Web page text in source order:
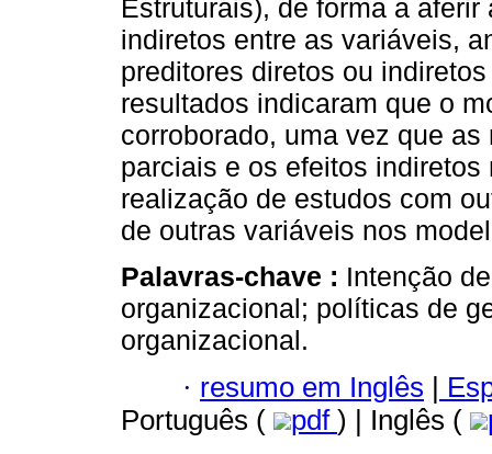
Estruturais), de forma a
indiretos entre as variáveis,
preditores diretos ou
resultados indicaram que o
corroborado, uma vez que
parciais e os efeitos
realização de estudos com
de outras variáveis nos
Palavras-chave : Intenção
organizacional; políticas de
organizacional.
· resumo em Inglês |
Português (
pdf ) | Inglês (